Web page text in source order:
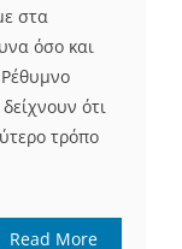
στα
όσο και
ότι
τρόπο
Read More